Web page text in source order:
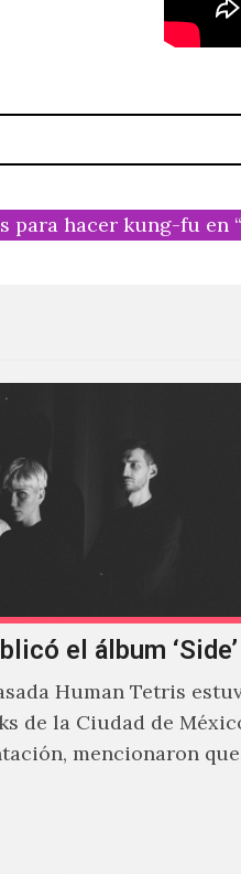
para hacer kung-fu en
el álbum ‘Side’
Human Tetris
de la Ciudad de
mencionaron que